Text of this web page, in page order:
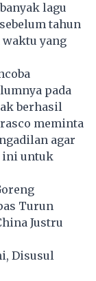
lagu
tahun
waktu yang
pada
berhasil
meminta
agar
ini untuk
Turun
Justru
Disusul